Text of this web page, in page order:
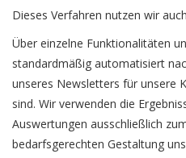
Dieses Verfahren nutzen wir
Über einzelne Funktionalitäten
standardmäßig automatisiert
unseres Newsletters für unsere
sind. Wir verwenden die
Auswertungen ausschließlich
bedarfsgerechten Gestaltung